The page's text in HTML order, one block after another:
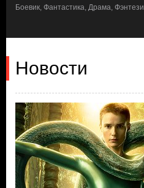
Боевик, Фантастика, Драма, Фэнтези
Новости